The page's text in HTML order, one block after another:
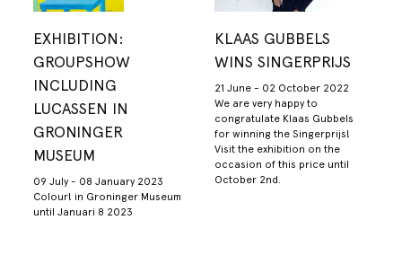
EXHIBITION:
GROUPSHOW
INCLUDING
LUCASSEN IN
GRONINGER
MUSEUM
09 July - 08 January 2023
Colour! in Groninger Museum
until Januari 8 2023
KLAAS GUBBELS
WINS SINGERPRIJS
21 June - 02 October 2022
We are very happy to
congratulate Klaas Gubbels
for winning the Singerprijs!
Visit the exhibition on the
occasion of this price until
October 2nd.